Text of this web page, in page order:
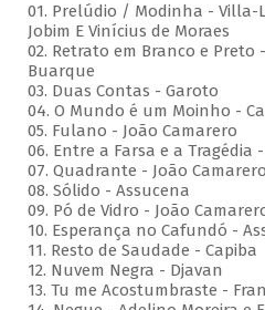
01. Prelúdio / Modinha - Villa-
Jobim E Vinícius de Moraes
02. Retrato em Branco e Preto
Buarque
03. Duas Contas - Garoto
04. O Mundo é um Moinho -
05. Fulano - João Camarero
06. Entre a Farsa e a Tragédia
07. Quadrante - João Camarero
08. Sólido - Assucena
09. Pó de Vidro - João
10. Esperança no Cafundó -
11. Resto de Saudade - Capiba
12. Nuvem Negra - Djavan
13. Tu me Acostumbraste -